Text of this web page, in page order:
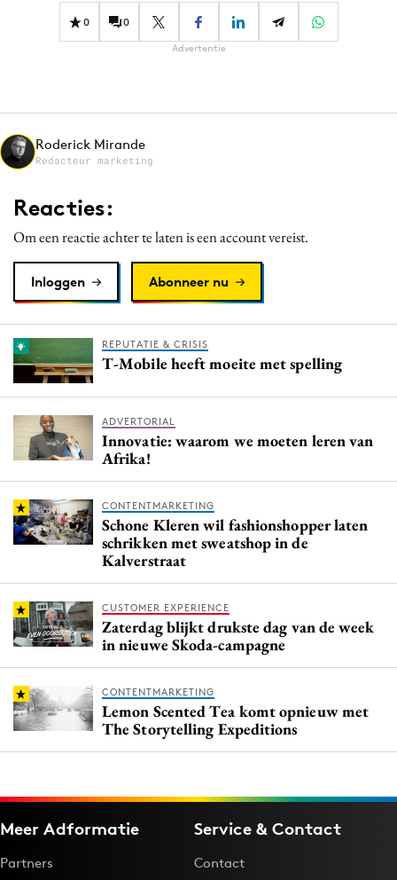
Gedragsverandering
Media
Merkstrategie
PR
Programmatic
Reputatie & crisis
0 0
Advertentie
Roderick Mirande
Redacteur marketing
Reacties:
Om een reactie achter te laten is een account vereist.
Inloggen Abonneer nu
REPUTATIE & CRISIS
T-Mobile heeft moeite met spelling
ADVERTORIAL
Innovatie: waarom we moeten leren van
Afrika!
CONTENTMARKETING
Schone Kleren wil fashionshopper laten
schrikken met sweatshop in de
Kalverstraat
CUSTOMER EXPERIENCE
Zaterdag blijkt drukste dag van de week
in nieuwe Skoda-campagne
CONTENTMARKETING
Lemon Scented Tea komt opnieuw met
The Storytelling Expeditions
Meer Adformatie
Partners
Service & Contact
Contact